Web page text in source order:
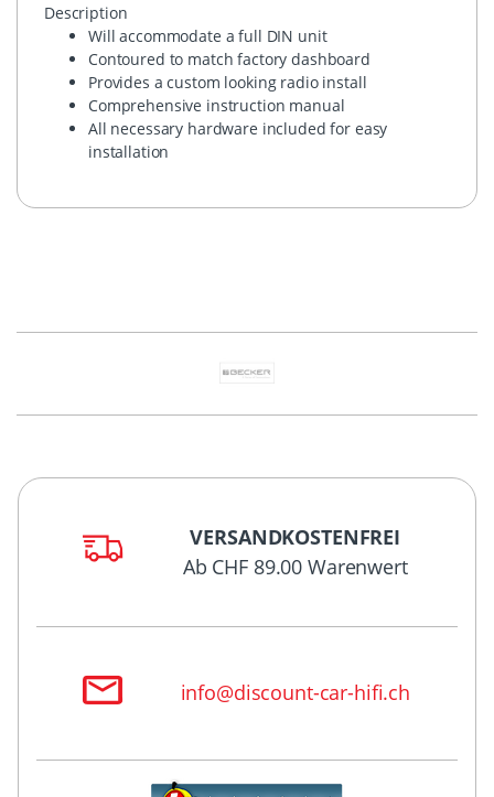
Description
Will accommodate a full DIN unit
Contoured to match factory dashboard
Provides a custom looking radio install
Comprehensive instruction manual
All necessary hardware included for easy
installation
VERSANDKOSTENFREI
Ab CHF 89.00 Warenwert
info@discount-car-hifi.ch